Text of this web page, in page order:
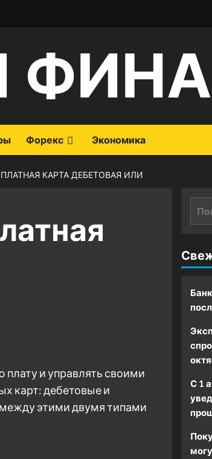
Форекс Экономика
КАРТА ДЕБЕТОВАЯ ИЛИ
плату и управлять своими
карт: дебетовые и
этими двумя типами
С 1